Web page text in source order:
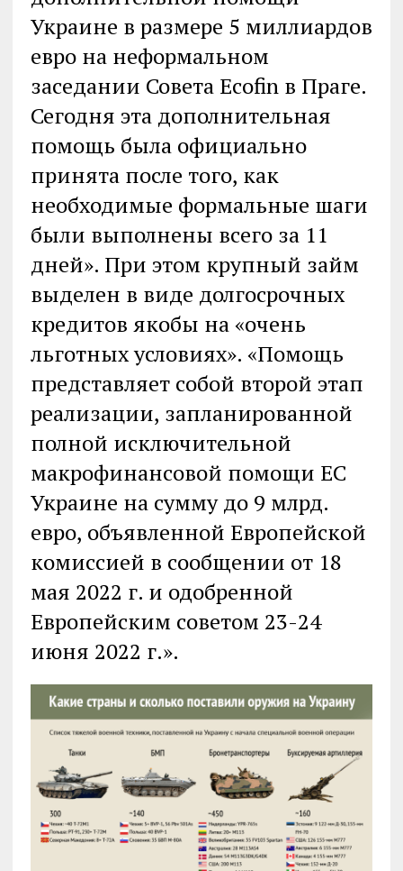
Украине в размере 5 миллиардов
евро на неформальном
заседании Совета Ecofin в Праге.
Сегодня эта дополнительная
помощь была официально
принята после того, как
необходимые формальные шаги
были выполнены всего за 11
дней». При этом крупный займ
выделен в виде долгосрочных
кредитов якобы на «очень
льготных условиях». «Помощь
представляет собой второй этап
реализации, запланированной
полной исключительной
макрофинансовой помощи ЕС
Украине на сумму до 9 млрд.
евро, объявленной Европейской
комиссией в сообщении от 18
мая 2022 г. и одобренной
Европейским советом 23-24
июня 2022 г.».